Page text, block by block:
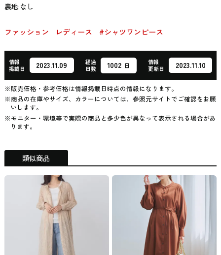
裏地:なし
ファッション レディース #シャツワンピース
情報
掲載日
2023.11.09
経過
日数
1002 日
情報
更新日
2023.11.10
※販売価格・参考価格は情報掲載日時点の情報になります。
※商品の在庫やサイズ、カラーについては、参照元サイトでご確認をお願
いします。
※モニター・環境等で実際の商品と多少色が異なって表示される場合があ
ります。
類似商品